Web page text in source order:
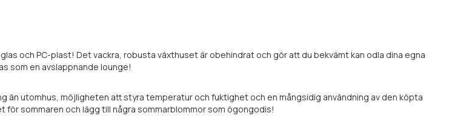
och PC-plast! Det vackra, robusta växthuset är obehindrat och gör att du bekvämt kan odla dina egna
som en avslappnande lounge!
än utomhus, möjligheten att styra temperatur och fuktighet och en mångsidig användning av den köpta
sommaren och lägg till några sommarblommor som ögongodis!